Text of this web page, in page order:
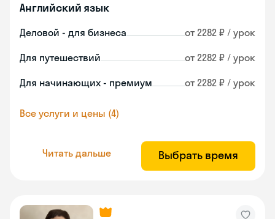
Английский язык
Деловой - для бизнеса от 2282 ₽ / урок
Для путешествий от 2282 ₽ / урок
Для начинающих - премиум от 2282 ₽ / урок
Все услуги и цены (4)
Читать дальше Выбрать время